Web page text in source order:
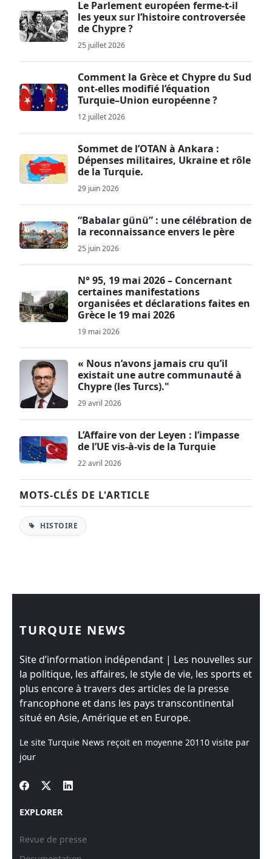
Le Parlement européen ferme-t-il
les yeux sur l’histoire controversée
de Chypre ?
25 juillet 2026
Comment la Grèce et Chypre du Sud
ont-elles modifié l’équation
Turquie–Union européenne ?
12 juillet 2026
Sommet de l’OTAN à Ankara :
Dépenses militaires, Ukraine et rôle
de la Turquie.
29 juin 2026
“Babalar günü” : une célébration de
la reconnaissance envers le père
25 juin 2026
N° 95, 19 mai 2026 – Concernant
certaines manifestations
organisées et déclarations faites en
Grèce le 19 mai 2026
19 mai 2026
« Nous n’avons jamais cru qu’il
existait une autre communauté à
Chypre (les Turcs)."
29 avril 2026
L’Affaire von der Leyen : l’impasse
de l’UE vis-à-vis de la Turquie
22 avril 2026
MOTS-CLÉS DE L'ARTICLE
HISTOIRE
TURQUIE NEWS
Site d’information indépendant | Les nouvelles sur
la politique, les affaires, le style de vie, les sports et
plus encore à travers des articles de la presse
francophone et dans les pays transcontinental
situé en Asie, Amérique et en Europe.
Le site Turquie News reçoit en moyenne 20110 visite par
jour
EXPLORER
Revue de presse